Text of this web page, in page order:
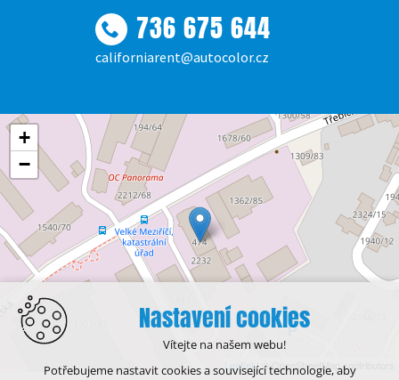
736 675 644
californiarent@autocolor.cz
+
−
Leaflet | © OpenStreetMap contributors
Nastavení cookies
Vítejte na našem webu!
Potřebujeme nastavit cookies a související technologie, aby